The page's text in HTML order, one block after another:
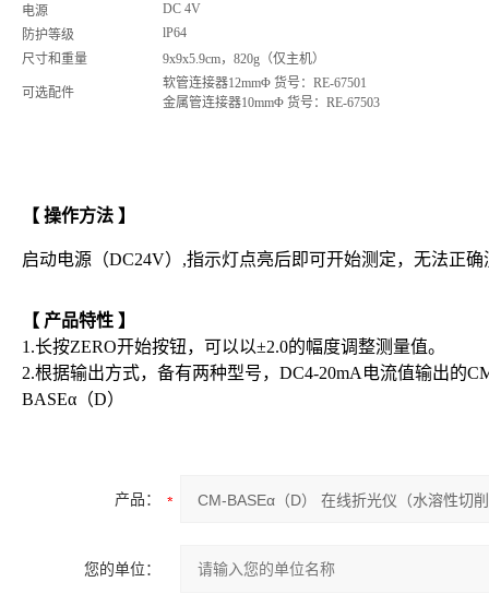
电源
DC 4V
防护等级
lP64
尺寸和重量
9x9x5.9cm，820g（仅主机）
可选配件
软管连接器12mmΦ 货号：RE-67501
金属管连接器10mmΦ 货号：RE-67503
【 操作方法 】
启动电源（DC24V）,指示灯点亮后即可开始测定，无法正
【 产品特性 】
1.长按ZERO开始按钮，可以以±2.0的幅度调整测量值。
2.根据输出方式，备有两种型号，DC4-20mA电流值输出的
BASEα（D）
产品：
您的单位：